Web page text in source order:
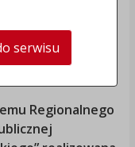
Regionalnego
serwisu